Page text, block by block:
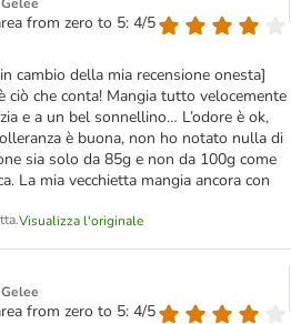
from zero to 5: 4/5
cambio della mia recensione onesta]
ciò che conta! Mangia tutto velocemente
e a un bel sonnellino… L’odore è ok,
è buona, non ho notato nulla di
sia solo da 85g e non da 100g come
La mia vecchietta mangia ancora con
Visualizza l'originale
from zero to 5: 4/5